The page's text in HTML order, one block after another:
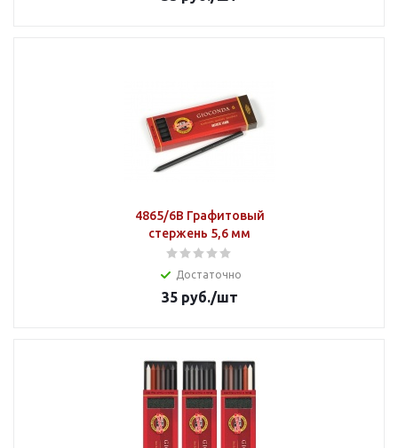
4865/6В Графитовый
стержень 5,6 мм
Достаточно
35руб./шт